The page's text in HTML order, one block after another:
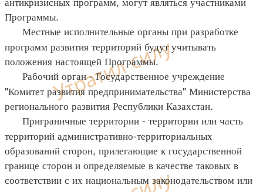
Программы.
Местные исполнительные органы при разработке
программ развития территорий будут учитывать
положения настоящей Программы.
Рабочий орган - Государственное учреждение
"Комитет развития предпринимательства" Министерства
регионального развития Республики Казахстан.
Приграничные территории - территории или часть
территорий административно-территориальных
образований сторон, прилегающие к государственной
границе сторон и определяемые в качестве таковых в
соответствии с их национальным законодательством или